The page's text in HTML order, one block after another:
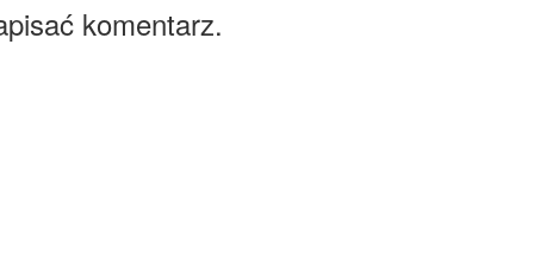
komentarz.